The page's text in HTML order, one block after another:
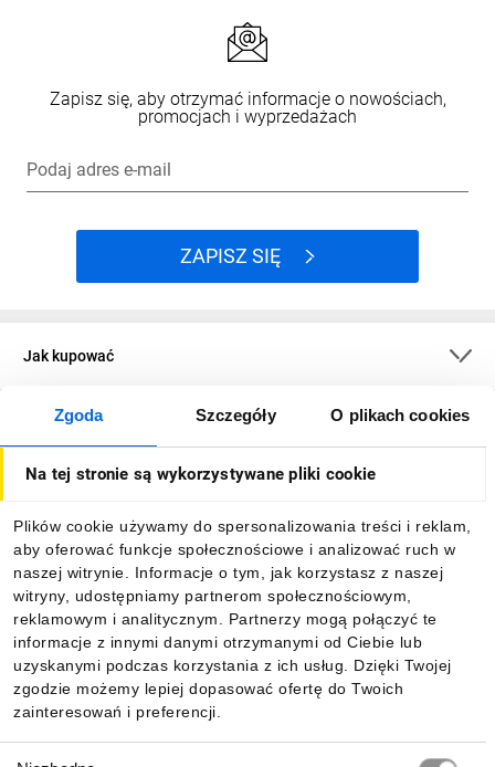
Zgoda Szczegóły O plikach cookies
Na tej stronie są wykorzystywane pliki cookie
Plików cookie używamy do spersonalizowania treści i reklam,
aby oferować funkcje społecznościowe i analizować ruch w
naszej witrynie. Informacje o tym, jak korzystasz z naszej
witryny, udostępniamy partnerom społecznościowym,
reklamowym i analitycznym. Partnerzy mogą połączyć te
informacje z innymi danymi otrzymanymi od Ciebie lub
uzyskanymi podczas korzystania z ich usług. Dzięki Twojej
zgodzie możemy lepiej dopasować ofertę do Twoich
zainteresowań i preferencji.
Zapisz się, aby otrzymać informacje o nowościach,
promocjach i wyprzedażach
Podaj adres e-mail
ZAPISZ SIĘ
Jak kupować
O firmie
Informacje
Pobierz naszą aplikację mobilną: